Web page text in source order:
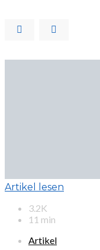
Artikel lesen
3.2K
11 min
Artikel